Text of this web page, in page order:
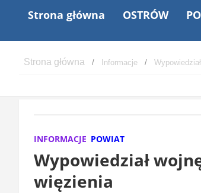
Strona główna OSTRÓW
Informacje
INFORMACJE POWIAT
Wypowiedział
więzienia